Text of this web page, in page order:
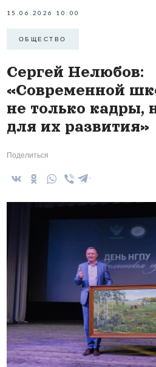
15.06.2026 10:00
ОБЩЕСТВО
Сергей Нелюбов:
«Современной
не только кадры,
для их развития»
Поделиться